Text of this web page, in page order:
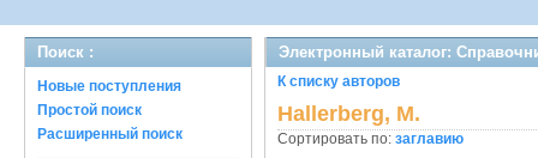
Поиск :
Новые поступления
Простой поиск
Расширенный поиск
Электронный каталог:
К списку авторов
Hallerberg, M.
Сортировать по: заглавию